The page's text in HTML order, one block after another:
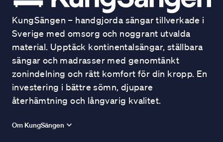
KungSängen – handgjorda sängar tillverkade i
Sverige med omsorg och noggrant utvalda
material. Upptäck kontinentalsängar, ställbara
sängar och madrasser med genomtänkt
zonindelning och rätt komfort för din kropp. En
investering i bättre sömn, djupare
återhämtning och långvarig kvalitet.
Om KungSängen